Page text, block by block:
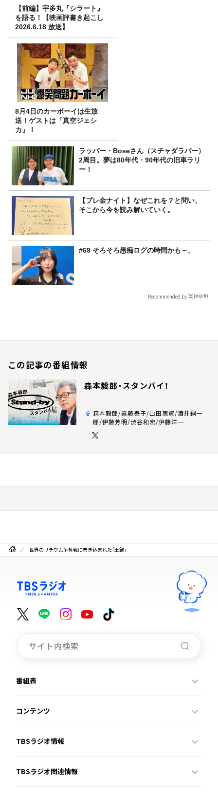
【前編】宇多丸『シラート』
を語る！【映画評書き起こし
2026.6.18 放送】
8月4日のカーボーイは生放
送！ゲストは「真空ジェシ
カ」！
ラッパー・Boseさん（スチャダラパー）
2周目。夢は80年代・90年代の旧車ラリ
ー！
【プレ金ナイト】なぜこれを？と問い、
そこから今を読み解いていく。
#69 そろそろ愚痴ログの時間かも～。
Recommended by
この記事の番組情報
森本毅郎・スタンバイ！
森本毅郎/遠藤泰子/山田惠資/酒井綱一
郎/伊藤芳明/渋谷和宏/伊藤洋一
世界のリチウム争奪戦に巻き込まれた「土鍋」
番組表
コンテンツ
TBSラジオ情報
TBSラジオ関連情報